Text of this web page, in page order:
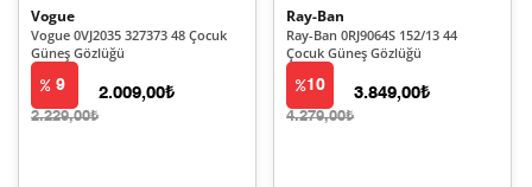
Vogue
Vogue 0VJ2035 327373 48 Çocuk
Güneş Gözlüğü
9
2.229,00₺
2.009,00₺
Ray-Ban
Ray-Ban 0RJ9064S 152/13 44
Çocuk Güneş Gözlüğü
10
4.279,00₺
3.849,00₺